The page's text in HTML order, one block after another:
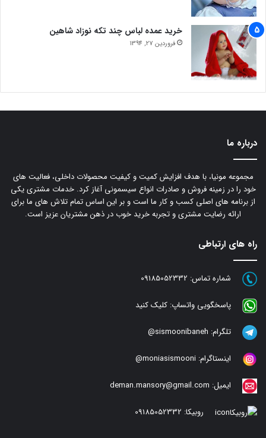
خرید عمده لباس چند تکه نوزاد شاهین
فروردین 27, 1394
درباره ما
مجموعه مونیا، با هدف افزایش کمیت و کیفیت محصولات داخلی، فعالیت های
خود را در زمینه فروش و صادرات انواع سیسمونی آغاز کرد. خدمات مشتری یکی
از برنامه های اصلی کسب و کار ما است و بر این اساس تمام تلاش های ما برای
ارائه رضایت مشتری و تجربه خرید خوب در ذهن مشتریان عزیز است.
راه های ارتباطی
شماره تماس: 09185052332
پاسخگویی واتساپ: کلیک کنید
تلگرام: sismoonibaneh@
اینستاگرام: moniasismooni@
ایمیل: deman.mansory@gmail.com
روبیکا: 09185052332